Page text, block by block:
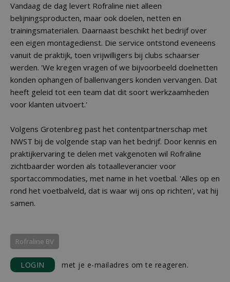
Vandaag de dag levert Rofraline niet alleen
belijningsproducten, maar ook doelen, netten en
trainingsmaterialen. Daarnaast beschikt het bedrijf over
een eigen montagedienst. Die service ontstond eveneens
vanuit de praktijk, toen vrijwilligers bij clubs schaarser
werden. 'We kregen vragen of we bijvoorbeeld doelnetten
konden ophangen of ballenvangers konden vervangen. Dat
heeft geleid tot een team dat dit soort werkzaamheden
voor klanten uitvoert.'
Volgens Grotenbreg past het contentpartnerschap met
NWST bij de volgende stap van het bedrijf. Door kennis en
praktijkervaring te delen met vakgenoten wil Rofraline
zichtbaarder worden als totaalleverancier voor
sportaccommodaties, met name in het voetbal. 'Alles op en
rond het voetbalveld, dat is waar wij ons op richten', vat hij
samen.
Rofraline BV
LOGIN met je e-mailadres om te reageren.